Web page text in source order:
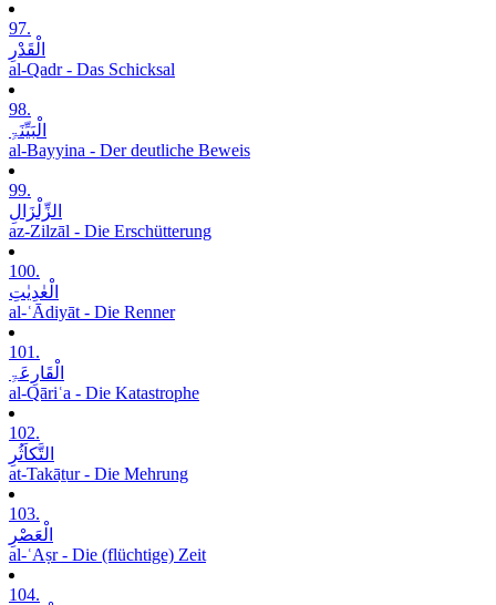
97.
الْقَدْرِ
al-Qadr - Das Schicksal
98.
الْبَیِّنَۃِ
al-Bayyina - Der deutliche Beweis
99.
الزِّلْزَالِ
az-Zilzāl - Die Erschütterung
100.
الْعٰدِیٰتِ
al-ʿĀdiyāt - Die Renner
101.
الْقَارِعَۃِ
al-Qāriʿa - Die Katastrophe
102.
التَّکاَثُرِ
at-Takāṯur - Die Mehrung
103.
الْعَصْرِ
al-ʿAṣr - Die (flüchtige) Zeit
104.